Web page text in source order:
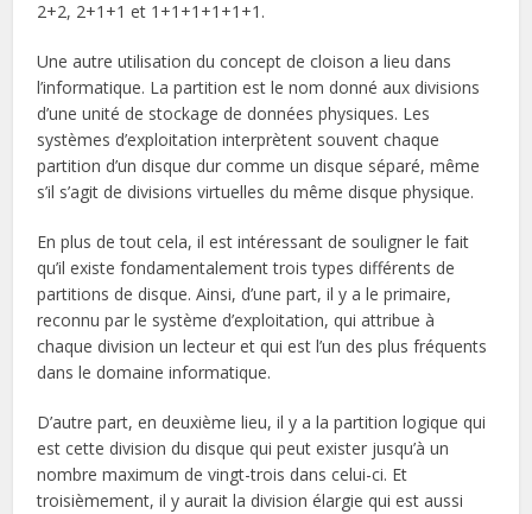
2+2, 2+1+1 et 1+1+1+1+1+1.
Une autre utilisation du concept de cloison a lieu dans
l’informatique. La partition est le nom donné aux divisions
d’une unité de stockage de données physiques. Les
systèmes d’exploitation interprètent souvent chaque
partition d’un disque dur comme un disque séparé, même
s’il s’agit de divisions virtuelles du même disque physique.
En plus de tout cela, il est intéressant de souligner le fait
qu’il existe fondamentalement trois types différents de
partitions de disque. Ainsi, d’une part, il y a le primaire,
reconnu par le système d’exploitation, qui attribue à
chaque division un lecteur et qui est l’un des plus fréquents
dans le domaine informatique.
D’autre part, en deuxième lieu, il y a la partition logique qui
est cette division du disque qui peut exister jusqu’à un
nombre maximum de vingt-trois dans celui-ci. Et
troisièmement, il y aurait la division élargie qui est aussi